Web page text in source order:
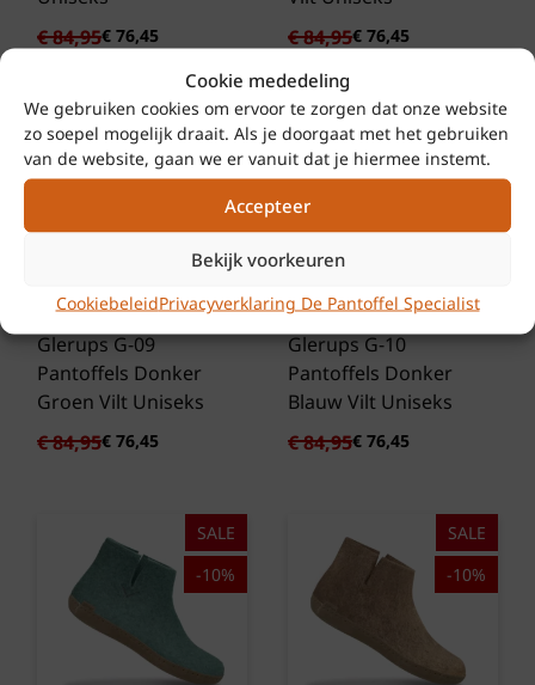
Cookie mededeling
We gebruiken cookies om ervoor te zorgen dat onze website
zo soepel mogelijk draait. Als je doorgaat met het gebruiken
van de website, gaan we er vanuit dat je hiermee instemt.
Accepteer
Bekijk voorkeuren
CookiebeleidPrivacyverklaring De Pantoffel Specialist
€84,95
Oorspronkelijke
prijs
€ 76,45
Huidige
prijs
€84,95
Oorspronkelijke
prijs
was:
€ 84,95.
€76,45
Huidige
prijs
is:
€ 76,45.
SALE
-10%
Glerups G-09
Pantoffels Donker
Groen Vilt Uniseks
€84,95
Oorspronkelijke
€ 76,45
Huidige
SALE
-10%
Glerups G-10
Pantoffels Donker
Blauw Vilt Uniseks
€84,95
Oorspronkelijke
€76,45
Huidige
SALE
-10%
SALE
-10%